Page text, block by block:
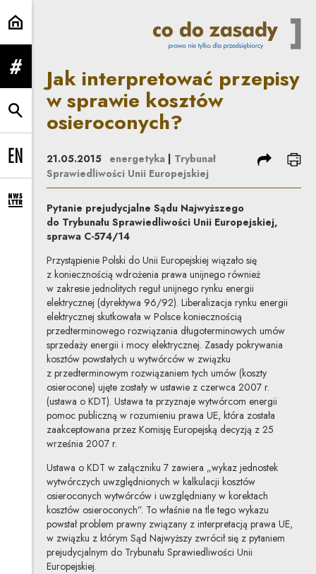
Jak interpretować przepisy w
rozwiń menu
rozwiń wyszukiwarkę
Change language to EN
rozwiń formularz zapisu na newsletter
Jak interpretować przepisy
w sprawie kosztów
osieroconych?
21.05.2015 energetyka
Trybunał
Sprawiedliwości Unii Europejskiej
podziel się
Pytanie prejudycjalne Sądu Najwyższego
do Trybunału Sprawiedliwości Unii Europejskiej,
sprawa C-574/14
Przystąpienie Polski do Unii Europejskiej wiązało się
z koniecznością wdrożenia prawa unijnego również
w zakresie jednolitych reguł unijnego rynku energii
elektrycznej (dyrektywa 96/92). Liberalizacja rynku energii
elektrycznej skutkowała w Polsce koniecznością
przedterminowego rozwiązania długoterminowych umów
sprzedaży energii i mocy elektrycznej. Zasady pokrywania
kosztów powstałych u wytwórców w związku
z przedterminowym rozwiązaniem tych umów (koszty
osierocone) ujęte zostały w ustawie z czerwca 2007 r.
(ustawa o KDT). Ustawa ta przyznaje wytwórcom energii
pomoc publiczną w rozumieniu prawa UE, która została
zaakceptowana przez Komisję Europejską decyzją z 25
września 2007 r.
Ustawa o KDT w załączniku 7 zawiera „wykaz jednostek
wytwórczych uwzględnionych w kalkulacji kosztów
osieroconych wytwórców i uwzględniany w korektach
kosztów osieroconych”. To właśnie na tle tego wykazu
powstał problem prawny związany z interpretacją prawa UE,
w związku z którym Sąd Najwyższy zwrócił się z pytaniem
prejudycjalnym do Trybunału Sprawiedliwości Unii
Europejskiej.